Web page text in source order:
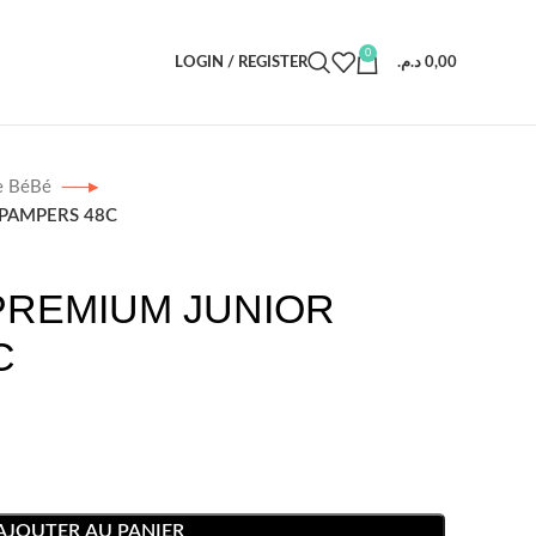
LOGIN / REGISTER
0
0,00 د.م.
BéBé
48C
JUNIOR
AU PANIER